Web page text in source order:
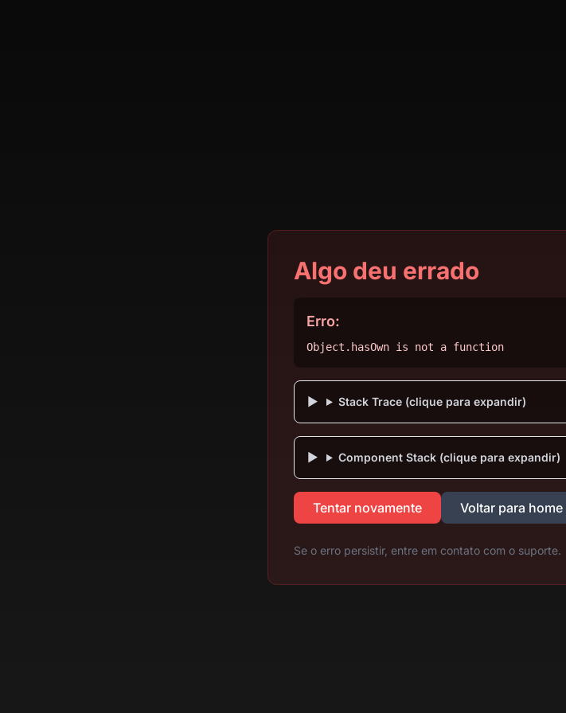
Algo deu errado
Erro:
Object.hasOwn is not a function
Stack Trace (clique para expandir)
Component Stack (clique para expandir)
Tentar novamente Voltar para home
Se o erro persistir, entre em contato com o suporte.